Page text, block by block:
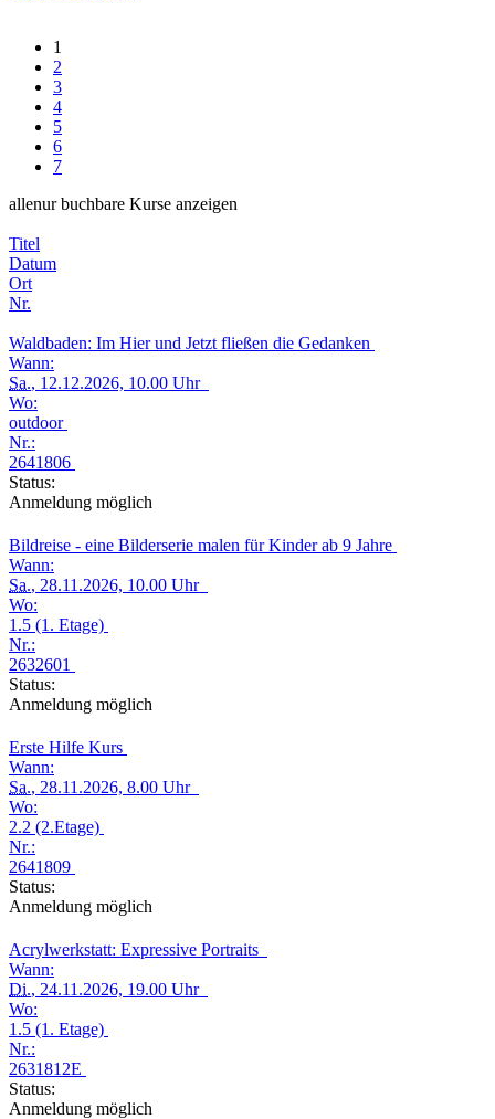
1
2
3
4
5
6
7
allenur buchbare Kurse anzeigen
Titel
Datum
Ort
Nr.
Waldbaden: Im Hier und Jetzt fließen die Gedanken
Wann:
Sa., 12.12.2026, 10.00 Uhr
Wo:
outdoor
Nr.:
2641806
Status:
Anmeldung möglich
Bildreise - eine Bilderserie malen für Kinder ab 9 Jahre
Wann:
Sa., 28.11.2026, 10.00 Uhr
Wo:
1.5 (1. Etage)
Nr.:
2632601
Status:
Anmeldung möglich
Erste Hilfe Kurs
Wann:
Sa., 28.11.2026, 8.00 Uhr
Wo:
2.2 (2.Etage)
Nr.:
2641809
Status:
Anmeldung möglich
Acrylwerkstatt: Expressive Portraits
Wann:
Di., 24.11.2026, 19.00 Uhr
Wo:
1.5 (1. Etage)
Nr.:
2631812E
Status:
Anmeldung möglich